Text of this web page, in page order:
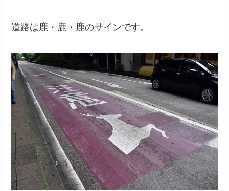
道路は鹿・鹿・鹿のサインです。